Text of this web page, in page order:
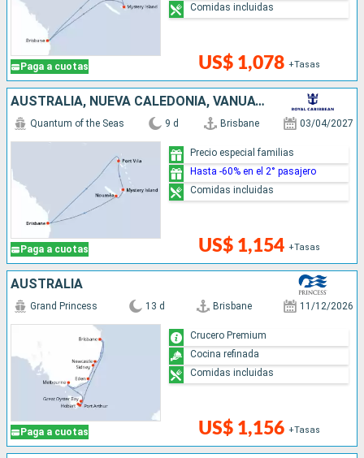
Paga a cuotas US$ 1,078 +Tasas
Comidas incluidas
AUSTRALIA, NUEVA CALEDONIA, VANUATU
Paga a cuotas
Quantum of the Seas 9 d Brisbane 03/04/2027
US$ 1,154 +Tasas
Precio especial familias
Hasta -60% en el 2° pasajero
Comidas incluidas
AUSTRALIA
Paga a cuotas
Grand Princess 13 d Brisbane 11/12/2026
US$ 1,156 +Tasas
Crucero Premium
Cocina refinada
Comidas incluidas